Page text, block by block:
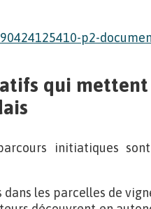
qui mettent
initiatiques
les parcelles de